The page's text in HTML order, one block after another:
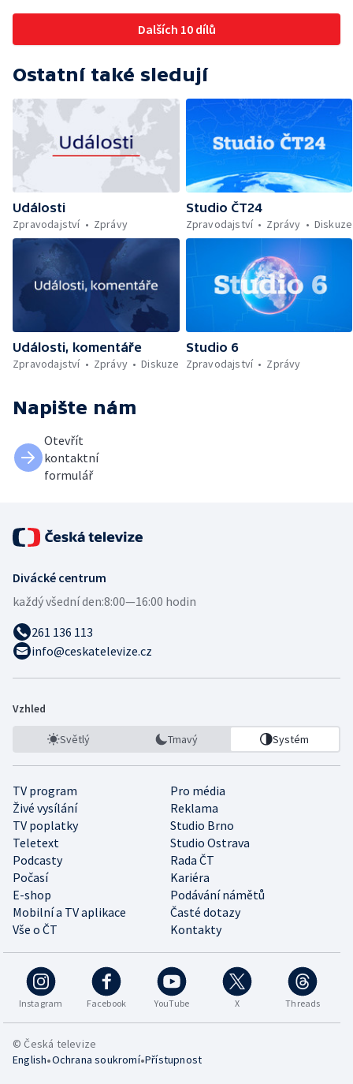
Dalších 10 dílů
Ostatní také sledují
Události
Zpravodajství
Zprávy
Studio ČT24
Zpravodajství
Zprávy Diskuze
Události, komentáře
Zpravodajství
Zprávy Diskuze
Studio 6
Zpravodajství
Zprávy
Napište nám
Otevřít
kontaktní
formulář
Divácké centrum
každý všední den:8:00—16:00 hodin
261 136 113
info@ceskatelevize.cz
Vzhled
Světlý Tmavý Systém
TV program
Pro média
Živé vysílání
Reklama
TV poplatky
Studio Brno
Teletext
Studio Ostrava
Podcasty
Rada ČT
Počasí
Kariéra
E-shop
Podávání námětů
Mobilní a TV aplikace
Časté dotazy
Vše o ČT
Kontakty
Instagram Facebook YouTube X Threads
© Česká televize
English•Ochrana soukromí•Přístupnost